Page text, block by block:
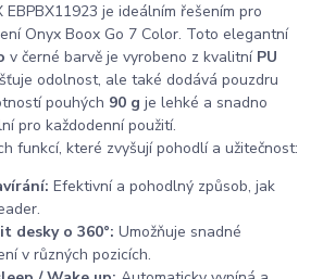
EBPBX11923 je ideálním řešením pro
Onyx Boox Go 7 Color. Toto elegantní
v černé barvě je vyrobeno z kvalitní PU
odolnost, ale také dodává pouzdru
pouhých 90 g je lehké a snadno
pro každodenní použití.
funkcí, které zvyšují pohodlí a užitečnost:
Efektivní a pohodlný způsob, jak
desky o 360°: Umožňuje snadné
v různých pozicích.